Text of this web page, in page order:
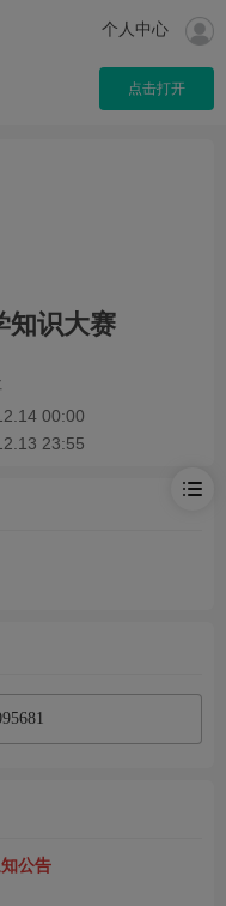
个人中心
点击打开
知识大赛
00:00
23:55
公告